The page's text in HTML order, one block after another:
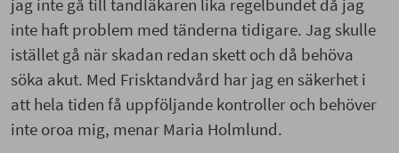
jag inte gå till tandläkaren lika regelbundet då jag
inte haft problem med tänderna tidigare. Jag skulle
istället gå när skadan redan skett och då behöva
söka akut. Med Frisktandvård har jag en säkerhet i
att hela tiden få uppföljande kontroller och behöver
inte oroa mig, menar Maria Holmlund.